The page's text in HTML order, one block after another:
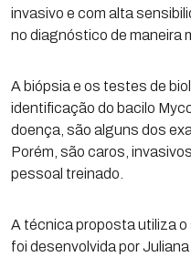
invasivo e com alta
no diagnóstico de maneira
A biópsia e os testes de
identificação do bacilo
doença, são alguns dos
Porém, são caros,
pessoal treinado.
A técnica proposta utiliza
foi desenvolvida por